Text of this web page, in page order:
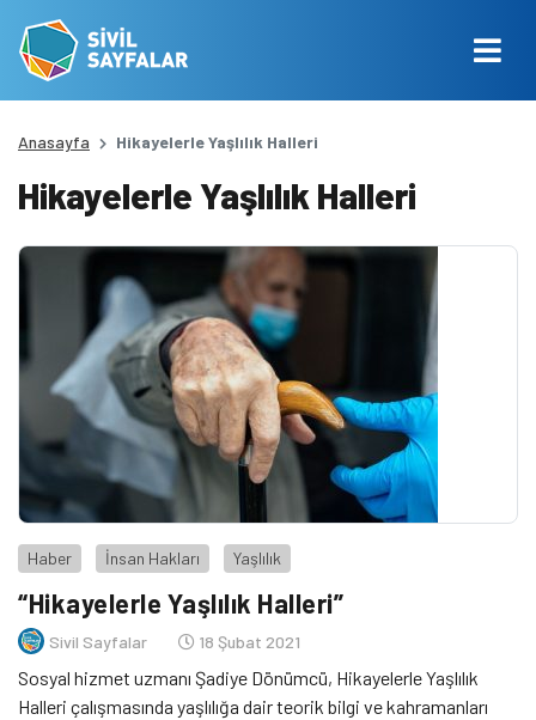
Anasayfa Hikayelerle Yaşlılık Halleri
Hikayelerle Yaşlılık Halleri
Haber İnsan Hakları Yaşlılık
“Hikayelerle Yaşlılık Halleri”
Sivil Sayfalar 18 Şubat 2021
Sosyal hizmet uzmanı Şadiye Dönümcü, Hikayelerle Yaşlılık
Halleri çalışmasında yaşlılığa dair teorik bilgi ve kahramanları